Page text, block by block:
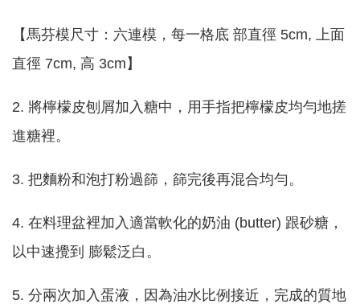
【馬芬模尺寸：六連模，每一格底 部直徑 5cm, 上面
直徑 7cm, 高 3cm】
2. 將檸檬皮刨屑加入糖中，用手指把檸檬皮均勻地搓
進糖裡。
3. 把麵粉和泡打粉過篩，篩完後再混合均勻。
4. 在料理盆裡加入適當軟化的奶油 (butter) 跟砂糖，
以中速攪到 膨鬆泛白。
5. 分兩次加入蛋液，因為油水比例接近，完成的質地